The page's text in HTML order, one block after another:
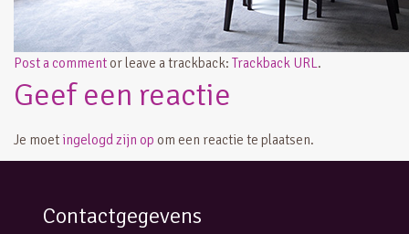
Post a comment or leave a trackback: Trackback URL.
Geef een reactie
Je moet ingelogd zijn op om een reactie te plaatsen.
Contactgegevens